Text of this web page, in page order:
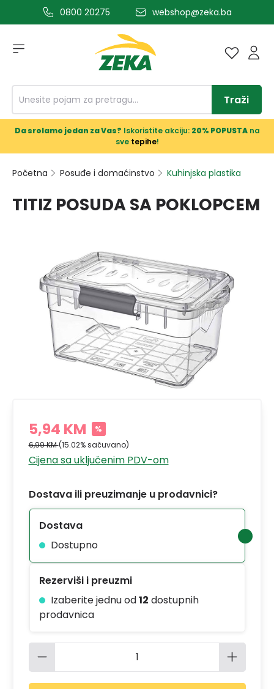
glavni sadržaj0800 20275 webshop@zeka.ba
Traži
Da srolamo jedan za Vas? Iskoristite akciju: 20% POPUSTAna
sve tepihe!
Početna Posuđe i domaćinstvo Kuhinjska plastika
TITIZ POSUDA SA POKLOPCEM
5,94 KM %
6,99 KM(15.02% sačuvano)
Cijena sa uključenim PDV-om
Dostava ili preuzimanje u prodavnici?
Dostava
Dostupno
Rezerviši i preuzmi
Izaberite jednu od12 dostupnih
prodavnica
Količina proizvoda: Unesite